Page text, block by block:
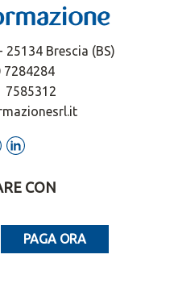
Brescia (BS)
7284284
7585312
CON
PAGA ORA